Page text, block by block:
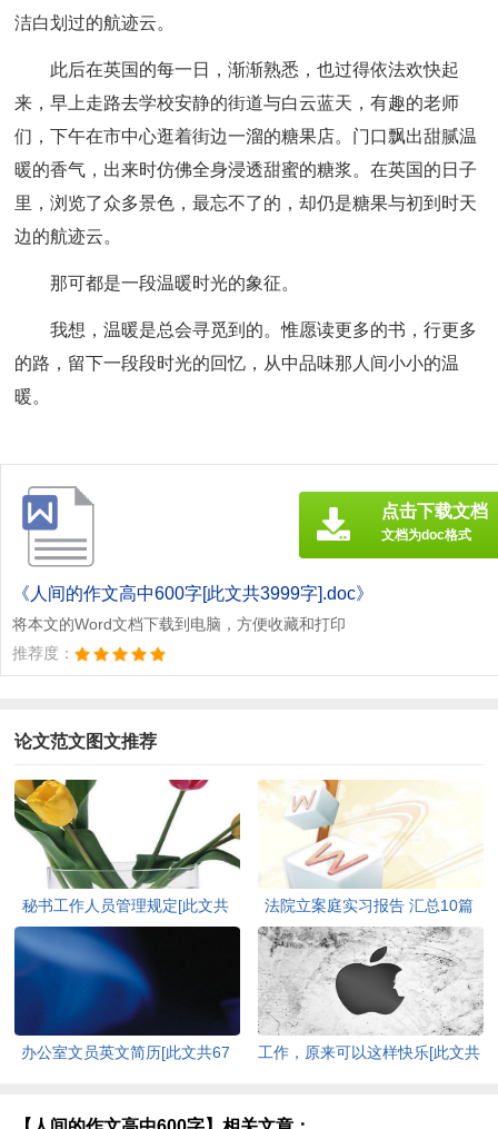
洁白划过的航迹云。
此后在英国的每一日，渐渐熟悉，也过得依法欢快起
来，早上走路去学校安静的街道与白云蓝天，有趣的老师
们，下午在市中心逛着街边一溜的糖果店。门口飘出甜腻温
暖的香气，出来时仿佛全身浸透甜蜜的糖浆。在英国的日子
里，浏览了众多景色，最忘不了的，却仍是糖果与初到时天
边的航迹云。
那可都是一段温暖时光的象征。
我想，温暖是总会寻觅到的。惟愿读更多的书，行更多
的路，留下一段段时光的回忆，从中品味那人间小小的温
暖。
《人间的作文高中600字[此文共3999字].doc》
将本文的Word文档下载到电脑，方便收藏和打印
推荐度：
点击下载文档
文档为doc格式
论文范文图文推荐
秘书工作人员管理规定[此文共
958字]
法院立案庭实习报告 汇总10篇
[此文共19691字]
办公室文员英文简历[此文共67
工作，原来可以这样快乐[此文共